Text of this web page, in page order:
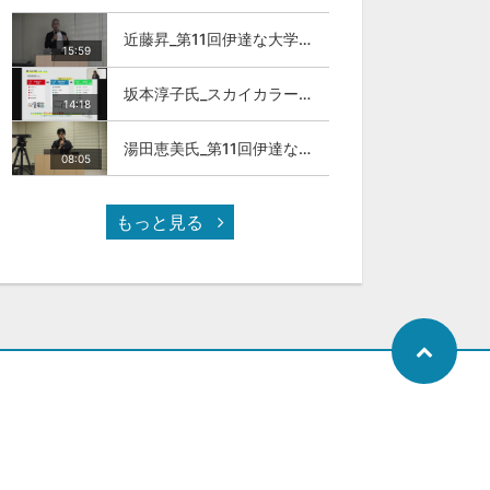
15:59
近藤昇_第11回伊達な大学院セミナー
14:18
坂本淳子氏_スカイカラー人材とは
08:05
湯田恵美氏_第11回伊達な大学院セミナー
もっと見る